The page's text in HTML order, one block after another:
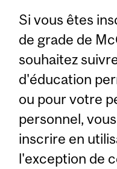
Si vous êtes
de grade de
souhaitez
d'éducation
ou pour votre
personnel,
inscrire en
l'exception de